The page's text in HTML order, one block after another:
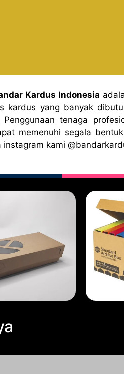
Kardus Indonesia
kardus yang banyak
tenaga
memenuhi segala
instagram kami @bandark